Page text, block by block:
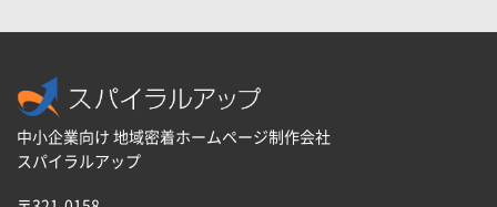
中小企業向け 地域密着ホームページ制作会社
スパイラルアップ